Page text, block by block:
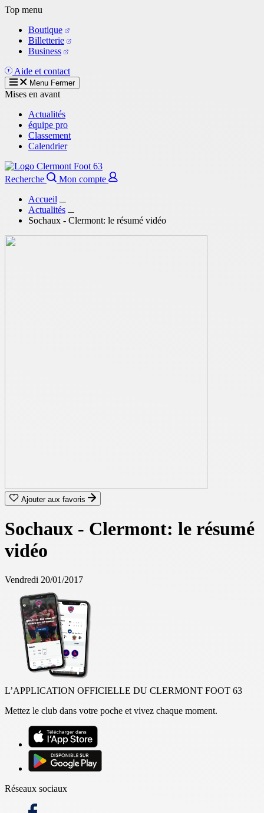
Aller
contenu
principal
Top menu
Boutique
Billetterie
Business
Aide et contact
Menu Fermer
Mises en avant
Actualités
équipe pro
Classement
Calendrier
Recherche
Mon compte
Accueil
Actualités
Sochaux - Clermont: le résumé vidéo
Ajouter aux favoris
Sochaux - Clermont: le résumé
vidéo
Vendredi 20/01/2017
L’APPLICATION OFFICIELLE DU CLERMONT FOOT 63
Mettez le club dans votre poche et vivez chaque moment.
Réseaux sociaux